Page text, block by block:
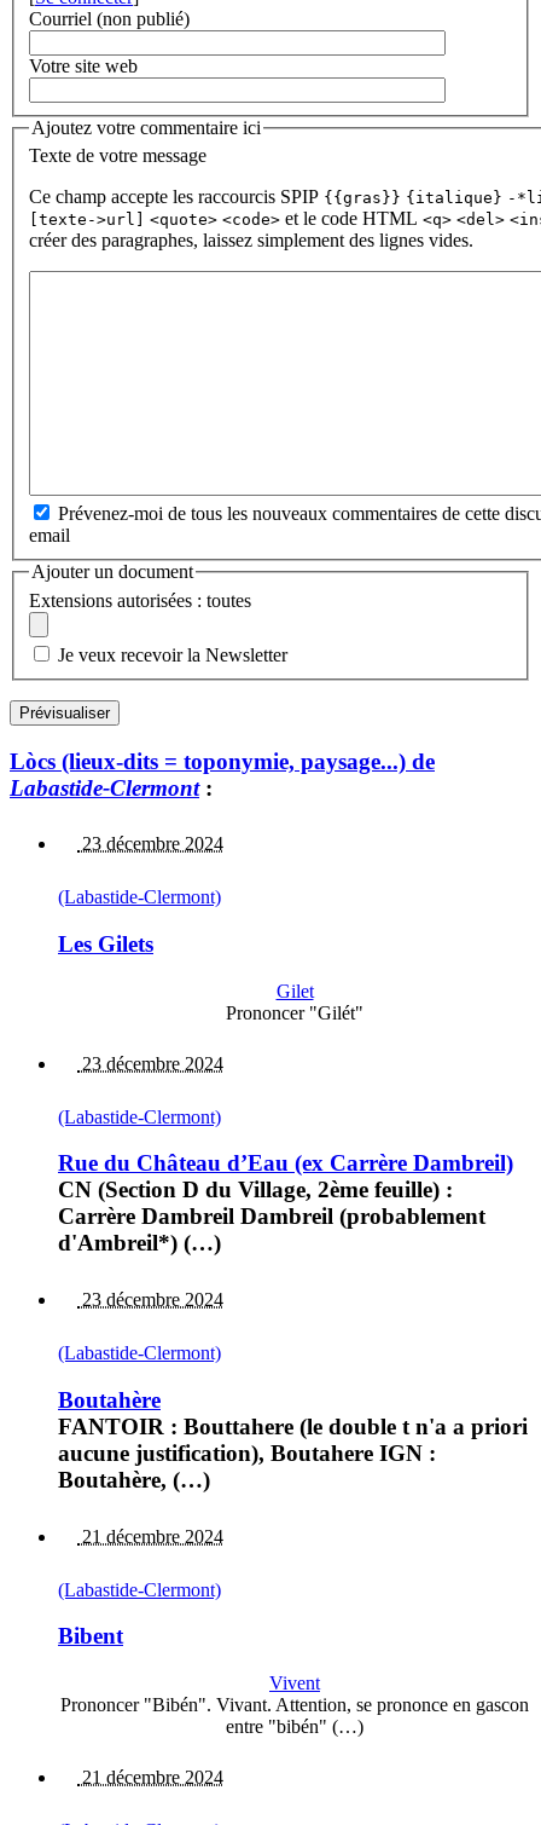
Courriel (non publié)
Votre site web
Ajoutez votre commentaire ici
Texte de votre message
Ce champ accepte les raccourcis SPIP {{gras}} {italique} -
[texte->url]
<quote> <code> et le code HTML <q> <del>
créer des paragraphes, laissez simplement des lignes vides.
Prévenez-moi de tous les nouveaux commentaires de cette
email
Ajouter un document
Extensions autorisées : toutes
Je veux recevoir la Newsletter
Lòcs (lieux-dits = toponymie, paysage...) de
Labastide-Clermont:
23 décembre 2024
(Labastide-Clermont)
Les Gilets
Gilet
Prononcer "Gilét"
23 décembre 2024
(Labastide-Clermont)
Rue du Château d’Eau (ex Carrère Dambreil)
CN (Section D du Village, 2ème feuille) :
Carrère Dambreil Dambreil (probablement
d'Ambreil*) (…)
23 décembre 2024
(Labastide-Clermont)
Boutahère
FANTOIR : Bouttahere (le double t n'a a priori
aucune justification), Boutahere IGN :
Boutahère, (…)
21 décembre 2024
(Labastide-Clermont)
Bibent
Vivent
Prononcer "Bibén". Vivant. Attention, se prononce en gascon
entre "bibén" (…)
21 décembre 2024